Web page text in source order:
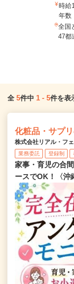
時給
年数
全国
47都
全 5件中 1 - 5件を表
化粧品・サプ
株式会社リアル・フ
業務委託 登録制
家事・育児の合
ースでOK！〈沖